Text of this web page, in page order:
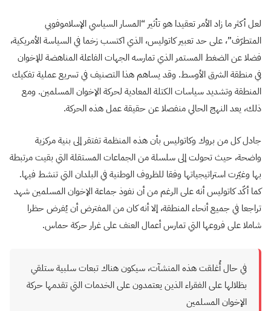
لعل أكثر ما زاد الأمر تعقيدا هو تأثير “المسار السياسي الإسلاموفوبي
المتطرّف”، على حد تعبير كاتوليس، الذي اكتسب زخما في السياسة الأمريكية،
فضلا عن الضغط المستمر الذي تمارسه الجهات الفاعلة المناهضة للإخوان
في منطقة الشرق الأوسط. وقد يساهم هذا التصنيف في تسريع عملية تفكيك
المنطقة وتشديد سياسات الكتلة المعادية لحركة الإخوان المسلمين. ومع
ذلك، يعد النهج الحالي منفصلا عن حقيقة عمل هذه الحركة.
جادل كل من بروك وكاتوليس بأن هذه المنظمة تفتقر إلى بنية مركزية
واضحة، حيث تحولت إلى سلسلة من الجماعات المستقلة التي بقيت مرتبطة
بها وغيّرت استراتيجياتها وفقا للظروف الوطنية في البلدان التي تنشط فيها.
كما أكّد كاتوليس أنه على الرغم من أن نفوذ جماعة الإخوان المسلمين شهد
تراجعا في جميع أنحاء المنطقة، إلا أنه كان من المفترض أن يُفرض حظرا
شاملا على فروعها التي تمارس أعمال العنف على غرار حركة حماس.
في حال أُغلقت هذه المنشآت، سيكون هناك تبعات سلبية ستلقي
بظلالها على الفقراء الذين يعتمدون على الخدمات التي تقدمها حركة
الإخوان المسلمين